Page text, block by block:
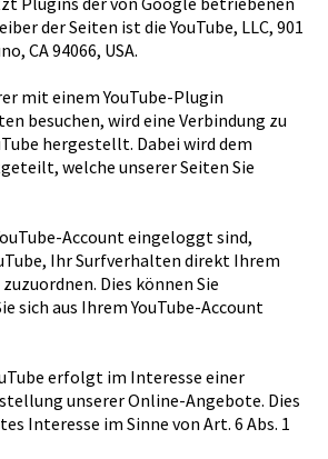
der Seiten ist die YouTube, LLC, 901
CA 94066, USA.
mit einem YouTube-Plugin
besuchen, wird eine Verbindung zu
hergestellt. Dabei wird dem
welche unserer Seiten Sie
Account eingeloggt sind,
Ihr Surfverhalten direkt Ihrem
Dies können Sie
sich aus Ihrem YouTube-Account
erfolgt im Interesse einer
unserer Online-Angebote. Dies
Interesse im Sinne von Art. 6 Abs. 1